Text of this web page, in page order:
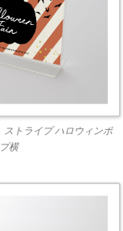
ストライプ ハロウィンポ
横